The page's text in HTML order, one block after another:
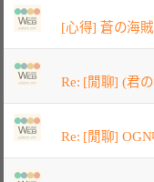
[心得] 蒼の海
Re: [閒聊] (君
Re: [閒聊]